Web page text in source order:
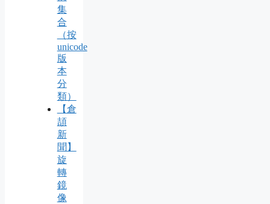
集
合
（按
unicode
版
本
分
類）
【倉
頡
新
聞】
旋
轉
鏡
像